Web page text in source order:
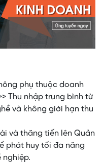
phụ thuộc doanh
Thu nhập trung bình từ
và không giới hạn thu
và thăng tiến lên Quản
phát huy tối đa năng
nghiệp.